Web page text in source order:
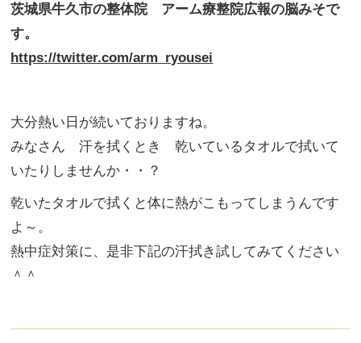
茨城県牛久市の整体院 アーム療整院広報の脳みそで
す。
https://twitter.com/arm_ryousei
大分熱い日が続いておりますね。
みなさん 汗を拭くとき 乾いているタオルで拭いて
いたりしませんか・・？
乾いたタオルで拭くと体に熱がこもってしまうんです
よ～。
熱中症対策に、是非下記の汗拭き試してみてください
＾＾